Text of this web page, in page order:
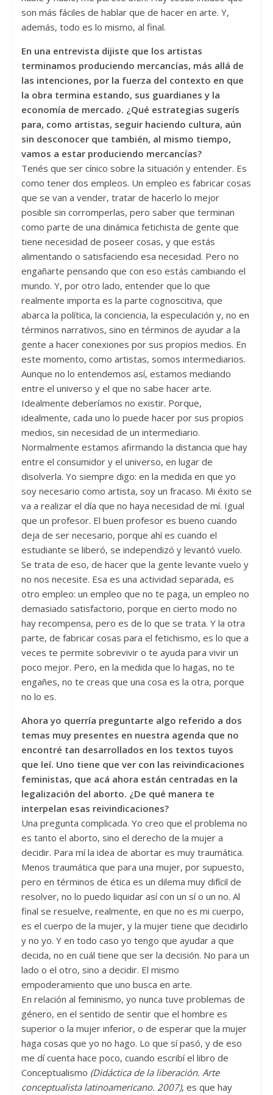
son más fáciles de hablar que de hacer en arte. Y,
además, todo es lo mismo, al final.
En una entrevista dijiste que los artistas
terminamos produciendo mercancías, más allá de
las intenciones, por la fuerza del contexto en que
la obra termina estando, sus guardianes y la
economía de mercado. ¿Qué estrategias sugerís
para, como artistas, seguir haciendo cultura, aún
sin desconocer que también, al mismo tiempo,
vamos a estar produciendo mercancías?
Tenés que ser cínico sobre la situación y entender. Es
como tener dos empleos. Un empleo es fabricar cosas
que se van a vender, tratar de hacerlo lo mejor
posible sin corromperlas, pero saber que terminan
como parte de una dinámica fetichista de gente que
tiene necesidad de poseer cosas, y que estás
alimentando o satisfaciendo esa necesidad. Pero no
engañarte pensando que con eso estás cambiando el
mundo. Y, por otro lado, entender que lo que
realmente importa es la parte cognoscitiva, que
abarca la política, la conciencia, la especulación y, no en
términos narrativos, sino en términos de ayudar a la
gente a hacer conexiones por sus propios medios. En
este momento, como artistas, somos intermediarios.
Aunque no lo entendemos así, estamos mediando
entre el universo y el que no sabe hacer arte.
Idealmente deberíamos no existir. Porque,
idealmente, cada uno lo puede hacer por sus propios
medios, sin necesidad de un intermediario.
Normalmente estamos afirmando la distancia que hay
entre el consumidor y el universo, en lugar de
disolverla. Yo siempre digo: en la medida en que yo
soy necesario como artista, soy un fracaso. Mi éxito se
va a realizar el día que no haya necesidad de mí. Igual
que un profesor. El buen profesor es bueno cuando
deja de ser necesario, porque ahí es cuando el
estudiante se liberó, se independizó y levantó vuelo.
Se trata de eso, de hacer que la gente levante vuelo y
no nos necesite. Esa es una actividad separada, es
otro empleo: un empleo que no te paga, un empleo no
demasiado satisfactorio, porque en cierto modo no
hay recompensa, pero es de lo que se trata. Y la otra
parte, de fabricar cosas para el fetichismo, es lo que a
veces te permite sobrevivir o te ayuda para vivir un
poco mejor. Pero, en la medida que lo hagas, no te
engañes, no te creas que una cosa es la otra, porque
no lo es.
Ahora yo querría preguntarte algo referido a dos
temas muy presentes en nuestra agenda que no
encontré tan desarrollados en los textos tuyos
que leí. Uno tiene que ver con las reivindicaciones
feministas, que acá ahora están centradas en la
legalización del aborto. ¿De qué manera te
interpelan esas reivindicaciones?
Una pregunta complicada. Yo creo que el problema no
es tanto el aborto, sino el derecho de la mujer a
decidir. Para mí la idea de abortar es muy traumática.
Menos traumática que para una mujer, por supuesto,
pero en términos de ética es un dilema muy difícil de
resolver, no lo puedo liquidar así con un sí o un no. Al
final se resuelve, realmente, en que no es mi cuerpo,
es el cuerpo de la mujer, y la mujer tiene que decidirlo
y no yo. Y en todo caso yo tengo que ayudar a que
decida, no en cuál tiene que ser la decisión. No para un
lado o el otro, sino a decidir. El mismo
empoderamiento que uno busca en arte.
En relación al feminismo, yo nunca tuve problemas de
género, en el sentido de sentir que el hombre es
superior o la mujer inferior, o de esperar que la mujer
haga cosas que yo no hago. Lo que sí pasó, y de eso
me dí cuenta hace poco, cuando escribí el libro de
Conceptualismo (Didáctica de la liberación. Arte
conceptualista latinoamericano. 2007), es que hay